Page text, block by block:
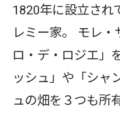
1820年に設立され
レミー家。 モレ
ロ・デ・ロジエ」
ッシュ」や「シャ
ュの畑を３つも所